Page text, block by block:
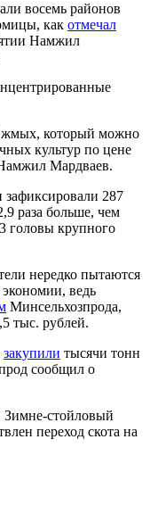
восемь районов
как отмечал
Намжил
который можно
культур по цене
Мардваев.
зафиксировали 287
раза больше, чем
головы крупного
нередко пытаются
ведь
Минсельхозпрода,
тыс. рублей.
закупили тысячи тонн
сообщил о
стойловый
переход скота на